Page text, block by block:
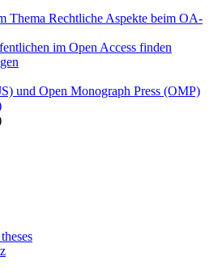
Thema Rechtliche Aspekte beim OA-
im Open Access finden
und Open Monograph Press (OMP)